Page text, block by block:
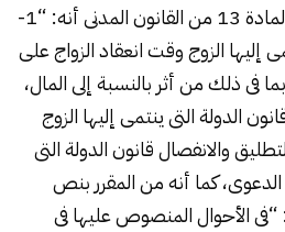
لقضائها بما هو مقرر بنص المادة 13 من القانون المدنى أنه: “1-
إليها الزوج وقت انعقاد الزواج على
بما فى ذلك من أثر بالنسبة إلى المال،
الدولة التى ينتمى إليها الزوج
والانفصال قانون الدولة التى
كما أنه من المقرر بنص
“فى الأحوال المنصوص عليها فى